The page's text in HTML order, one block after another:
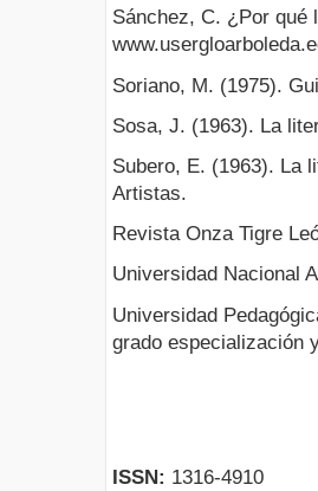
Sánchez, C. ¿Por qué
Soriano, M. (1975).
Sosa, J. (1963). La
Subero, E. (1963). La
Artistas.
Revista Onza Tigre
Universidad Nacional
Universidad
grado especialización
ISSN: 1316-4910